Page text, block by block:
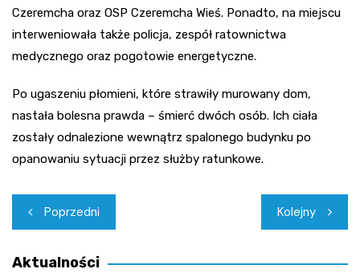
Czeremcha oraz OSP Czeremcha Wieś. Ponadto, na miejscu
interweniowała także policja, zespół ratownictwa
medycznego oraz pogotowie energetyczne.
Po ugaszeniu płomieni, które strawiły murowany dom,
nastała bolesna prawda – śmierć dwóch osób. Ich ciała
zostały odnalezione wewnątrz spalonego budynku po
opanowaniu sytuacji przez służby ratunkowe.
Nawigacja
wpisu
Poprzedni Kolejny
Aktualności